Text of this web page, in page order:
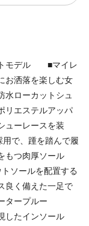
トモデル ■マイレ
洒落を楽しむ女
水ローカットシュ
リエステルアッパ
ューレースを装
で、踵を踏んで履
もつ肉厚ソール
ソールを配置する
良く備えた一足で
ープルー
したインソール